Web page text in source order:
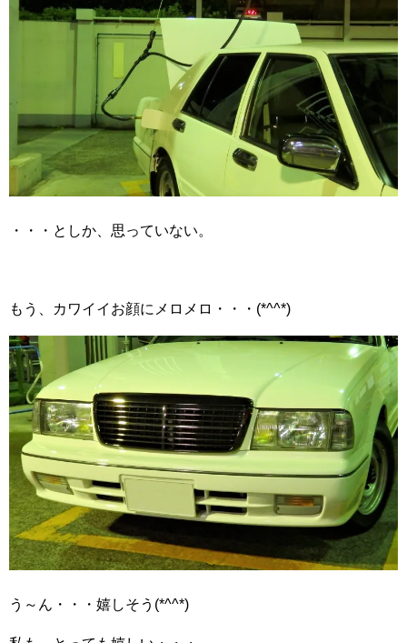
・・・としか、思っていない。
もう、カワイイお顔にメロメロ・・・(*^^*)
う～ん・・・嬉しそう(*^^*)